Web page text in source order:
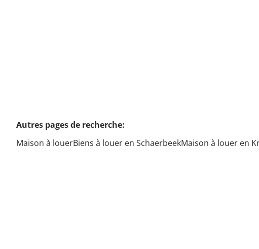
Autres pages de recherche:
Maison à louerBiens à louer en SchaerbeekMaison à louer en